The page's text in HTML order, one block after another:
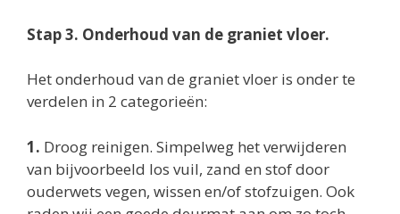
Stap 3. Onderhoud van de graniet vloer.
Het onderhoud van de graniet vloer is onder te
verdelen in 2 categorieën:
1. Droog reinigen. Simpelweg het verwijderen
van bijvoorbeeld los vuil, zand en stof door
ouderwets vegen, wissen en/of stofzuigen. Ook